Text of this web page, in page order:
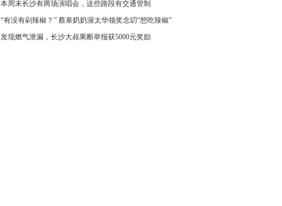
本周末长沙有两场演唱会，这些路段有交通管制
“有没有剁辣椒？” 蔡皋奶奶渥太华领奖念叨“想吃辣椒”
发现燃气泄漏，长沙大叔果断举报获5000元奖励